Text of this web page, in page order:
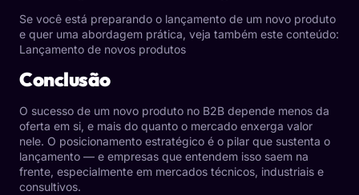
Se você está preparando o lançamento de um novo produto
e quer uma abordagem prática, veja também este conteúdo:
Lançamento de novos produtos
Conclusão
O sucesso de um novo produto no B2B depende menos da
oferta em si, e mais do quanto o mercado enxerga valor
nele. O posicionamento estratégico é o pilar que sustenta o
lançamento — e empresas que entendem isso saem na
frente, especialmente em mercados técnicos, industriais e
consultivos.